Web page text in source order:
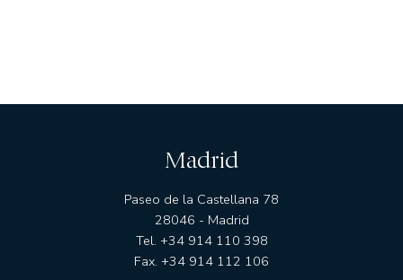
Madrid
Paseo de la Castellana 78
28046 - Madrid
Tel. +34 914 110 398
Fax. +34 914 112 106